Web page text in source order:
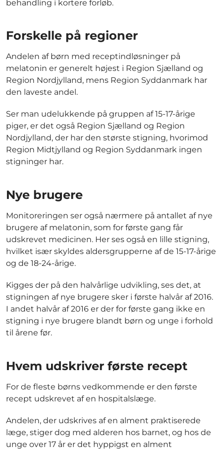
behandling i kortere forløb.
Forskelle på regioner
Andelen af børn med receptindløsninger på
melatonin er generelt højest i Region Sjælland og
Region Nordjylland, mens Region Syddanmark har
den laveste andel.
Ser man udelukkende på gruppen af 15-17-årige
piger, er det også Region Sjælland og Region
Nordjylland, der har den største stigning, hvorimod
Region Midtjylland og Region Syddanmark ingen
stigninger har.
Nye brugere
Monitoreringen ser også nærmere på antallet af nye
brugere af melatonin, som for første gang får
udskrevet medicinen. Her ses også en lille stigning,
hvilket især skyldes aldersgrupperne af de 15-17-årige
og de 18-24-årige.
Kigges der på den halvårlige udvikling, ses det, at
stigningen af nye brugere sker i første halvår af 2016.
I andet halvår af 2016 er der for første gang ikke en
stigning i nye brugere blandt børn og unge i forhold
til årene før.
Hvem udskriver første recept
For de fleste børns vedkommende er den første
recept udskrevet af en hospitalslæge.
Andelen, der udskrives af en alment praktiserede
læge, stiger dog med alderen hos barnet, og hos de
unge over 17 år er det hyppigst en alment